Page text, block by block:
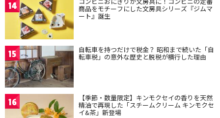
14 商品をモチーフにした文房具シリーズ『ジムマ
ート』誕生
15 自転車を持つだけで税金？ 昭和まで続いた「自
転車税」の意外な歴史と脱税が横行した理由
16 【季節・数量限定】キンモクセイの香りを天然
精油で再現した「スチームクリーム キンモクセ
イ&茶」新登場